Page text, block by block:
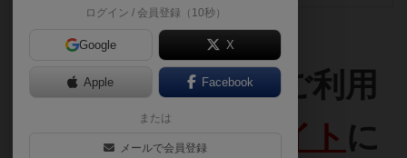
営業カレンダー、ご利用
料金などは公式サイト に
ログイン / 会員登録（10秒）
Google X
Apple Facebook
または
メールで会員登録